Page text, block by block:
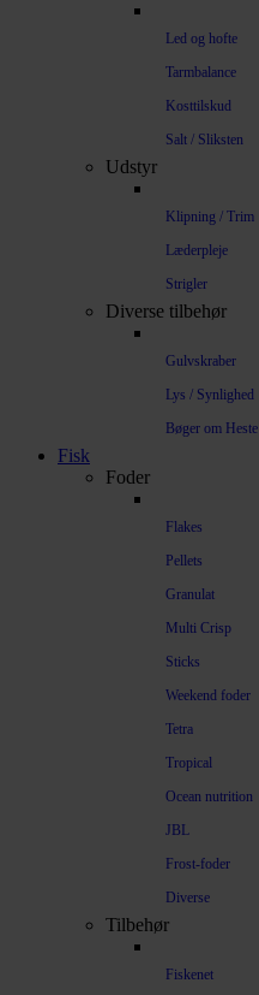
Led og hofte
Tarmbalance
Kosttilskud
Salt / Sliksten
Udstyr
Klipning / Trim
Læderpleje
Strigler
Diverse tilbehør
Gulvskraber
Lys / Synlighed
Bøger om Heste
Fisk
Foder
Flakes
Pellets
Granulat
Multi Crisp
Sticks
Weekend foder
Tetra
Tropical
Ocean nutrition
JBL
Frost-foder
Diverse
Tilbehør
Fiskenet